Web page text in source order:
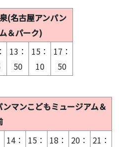
名古屋アンパン
＆パーク)
13：
50
15：
10
17：
50
マンこどもミュージアム＆
14：
15：
18：
20：
21：